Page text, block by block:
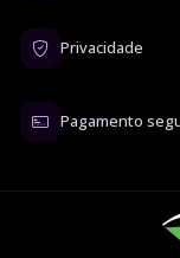
Privacidade
Pagamento